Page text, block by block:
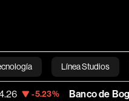
Línea Studios
English
Banco de Bogota